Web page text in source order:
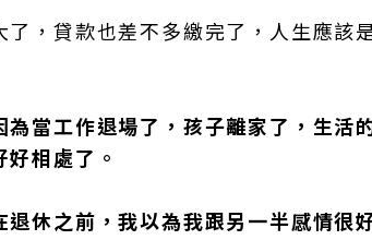
，貸款也差不多繳完了，人生應該
當工作退場了，孩子離家了，生活
相處了。
退休之前，我以為我跟另一半感情很好